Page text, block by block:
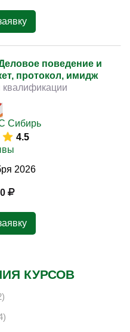
поведение и
протокол, имидж
Сибирь
4.5
2026
КУРСОВ